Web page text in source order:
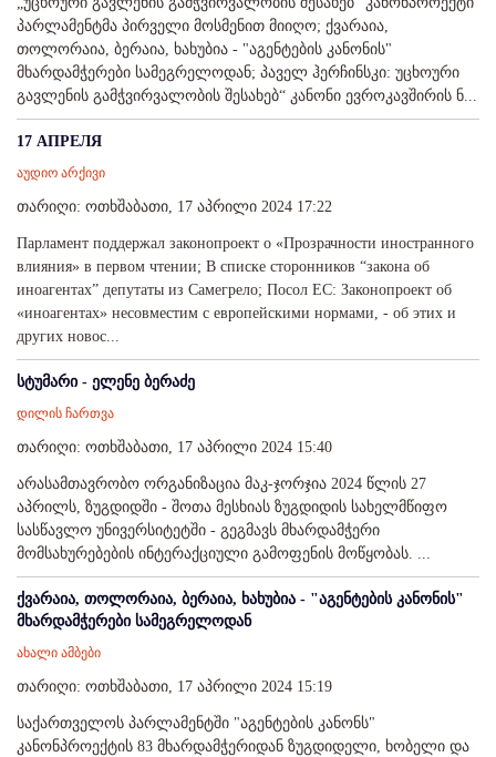
პარლამენტმა პირველი მოსმენით მიიღო; ქვარაია,
თოლორაია, ბერაია, ხახუბია - "აგენტების კანონის"
მხარდამჭერები სამეგრელოდან; პაველ ჰერჩინსკი: უცხოური
გავლენის გამჭვირვალობის შესახებ“ კანონი ევროკავშირის ნ...
17 АПРЕЛЯ
აუდიო არქივი
თარიღი: ოთხშაბათი, 17 აპრილი 2024 17:22
Парламент поддержал законопроект о «Прозрачности иностранного
влияния» в первом чтении; В списке сторонников “закона об
иноагентах” депутаты из Самегрело; Посол ЕС: Законопроект об
«иноагентах» несовместим с европейскими нормами, - об этих и
других новос...
სტუმარი - ელენე ბერაძე
დილის ჩართვა
თარიღი: ოთხშაბათი, 17 აპრილი 2024 15:40
არასამთავრობო ორგანიზაცია მაკ-ჯორჯია 2024 წლის 27
აპრილს, ზუგდიდში - შოთა მესხიას ზუგდიდის სახელმწიფო
სასწავლო უნივერსიტეტში - გეგმავს მხარდამჭერი
მომსახურებების ინტერაქციული გამოფენის მოწყობას. ...
ქვარაია, თოლორაია, ბერაია, ხახუბია - "აგენტების კანონის"
მხარდამჭერები სამეგრელოდან
ახალი ამბები
თარიღი: ოთხშაბათი, 17 აპრილი 2024 15:19
საქართველოს პარლამენტში "აგენტების კანონს"
კანონპროექტის 83 მხარდამჭერიდან ზუგდიდელი, ხობელი და